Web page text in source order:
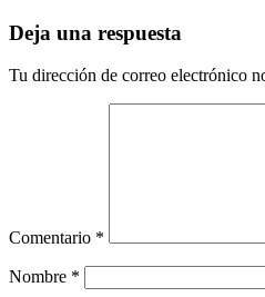
Deja una respuesta
Tu dirección de correo electrónico
Comentario *
Nombre *